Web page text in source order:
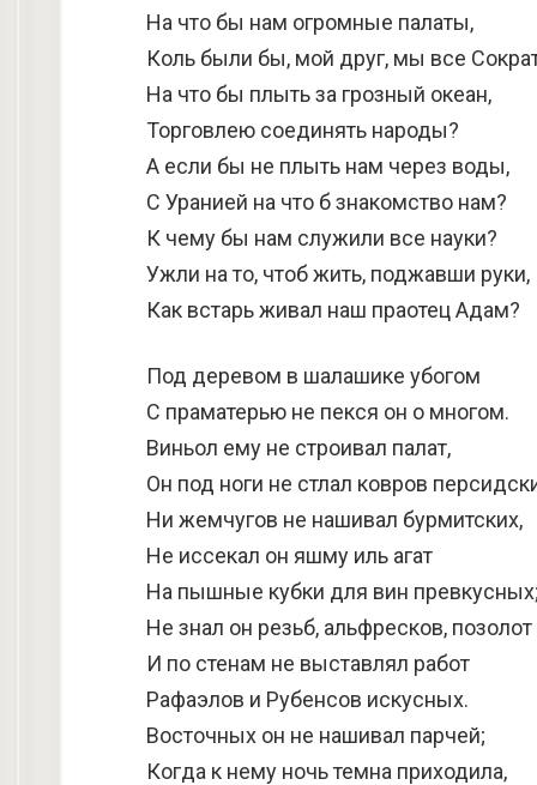
На что бы нам огромные палаты,
Коль были бы, мой друг, мы все
На что бы плыть за грозный океан,
Торговлею соединять народы?
А если бы не плыть нам через воды,
С Уранией на что б знакомство нам?
К чему бы нам служили все науки?
Ужли на то, чтоб жить, поджавши руки,
Как встарь живал наш праотец Адам?
Под деревом в шалашике убогом
С праматерью не пекся он о многом.
Виньол ему не строивал палат,
Он под ноги не стлал ковров
Ни жемчугов не нашивал бурмитских,
Не иссекал он яшму иль агат
На пышные кубки для вин
Не знал он резьб, альфресков, позолот
И по стенам не выставлял работ
Рафаэлов и Рубенсов искусных.
Восточных он не нашивал парчей;
Когда к нему ночь темна приходила,